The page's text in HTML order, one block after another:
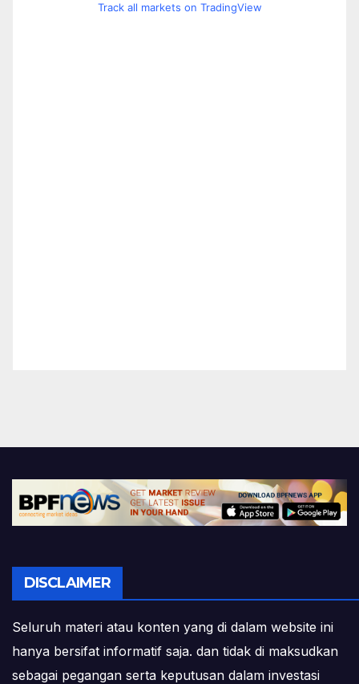
Track all markets on TradingView
DISCLAIMER
Seluruh materi atau konten yang di dalam website ini
hanya bersifat informatif saja. dan tidak di maksudkan
sebagai pegangan serta keputusan dalam investasi